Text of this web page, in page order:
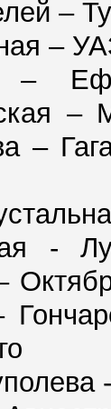
–
–
–
–
–
-